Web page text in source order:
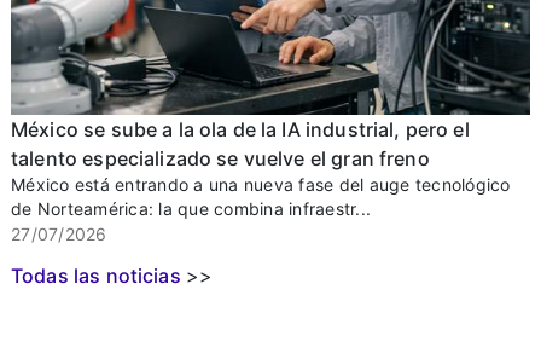
México se sube a la ola de la IA industrial, pero el
talento especializado se vuelve el gran freno
México está entrando a una nueva fase del auge tecnológico
de Norteamérica: la que combina infraestr...
27/07/2026
Todas las noticias >>